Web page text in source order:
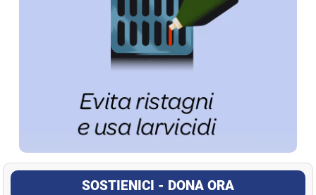
SOSTIENICI - DONA ORA